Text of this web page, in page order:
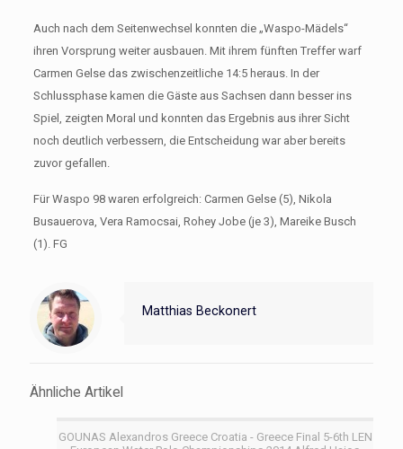
Auch nach dem Seitenwechsel konnten die „Waspo-Mädels“
ihren Vorsprung weiter ausbauen. Mit ihrem fünften Treffer warf
Carmen Gelse das zwischenzeitliche 14:5 heraus. In der
Schlussphase kamen die Gäste aus Sachsen dann besser ins
Spiel, zeigten Moral und konnten das Ergebnis aus ihrer Sicht
noch deutlich verbessern, die Entscheidung war aber bereits
zuvor gefallen.
Für Waspo 98 waren erfolgreich: Carmen Gelse (5), Nikola
Busauerova, Vera Ramocsai, Rohey Jobe (je 3), Mareike Busch
(1). FG
Matthias Beckonert
Ähnliche Artikel
GOUNAS Alexandros Greece Croatia - Greece Final 5-6th LEN